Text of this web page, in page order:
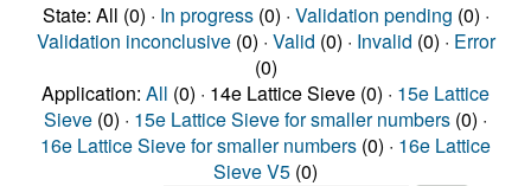
State: All (0) · In progress(0) · Validation pending (0) ·
Validation inconclusive(0) · Valid (0) · Invalid (0) · Error
(0)
Application: All (0) · 14e Lattice Sieve (0) · 15e Lattice
Sieve (0) · 15e Lattice Sieve for smaller numbers (0) ·
16e Lattice Sieve for smaller numbers (0) · 16e Lattice
Sieve V5 (0)